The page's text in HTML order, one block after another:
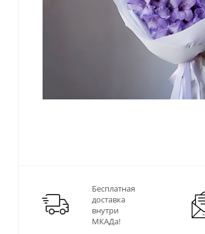
Бесплатная
доставка
внутри
МКАДа!